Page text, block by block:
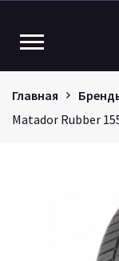
Главная
Matador Rubber